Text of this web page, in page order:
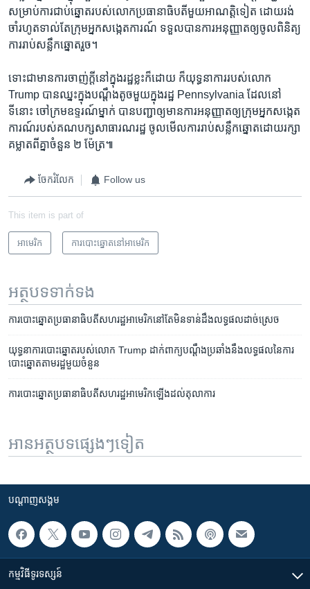
សម្រាប់​ការជាប់​ឆ្នោត​របស់​លោក​ប្រធានា​ធិបតី​មួយ​អាណត្តិ​ទៀត ដោយ​រង់
ចាំ​រហូត​ទាល់​តែ​ក្រុម​អ្នក​សង្កេតការណ៍ ទទួល​បាន​ការ​អនុញ្ញាត​ឲ្យ​ចូល​ពិនិត្យ​
ការរាប់​សន្លឹក​ឆ្នោត​រួច។
ទោះ​ជា​មាន​ការ​ចាញ់​ក្តី​នៅ​ក្នុង​រដ្ឋ​ខ្លះក៏ដោយ ក៏​យុទ្ធនាការ​របស់​លោក
Trump បាន​ឈ្នះ​ក្នុង​បណ្តឹង​តូច​មួយ​ក្នុង​រដ្ឋ Pennsylvania ដែល​នៅ
ទីនោះ ចៅក្រម​ឧទ្ទរណ៍​ម្នាក់ បាន​បញ្ជា​ឲ្យ​មាន​ការ​អនុញ្ញាត​ឲ្យក្រុម​អ្នកសង្កេត
ការណ៍​របស់​គណបក្ស​សាធារណរដ្ឋ ចូលមើល​ការ​រាប់​សន្លឹកឆ្នោត​ដោយ​រក្សា​
គម្លាត​ពី​គ្នា​ចំនួន​ ២ ម៉ែត្រ៕
ចែករំលែក Follow us
This item is part of
អាមេរិក​ ការបោះឆ្នោតនៅអាមេរិក
អត្ថបទ​ទាក់ទង
ការ​បោះឆ្នោត​ប្រធានាធិបតី​សហរដ្ឋ​អាមេរិក​នៅ​តែ​មិន​ទាន់​ដឹង​លទ្ធផល​ដាច់​ស្រេច
យុទ្ធនាការ​បោះឆ្នោត​របស់​លោក Trump ដាក់​ពាក្យ​បណ្ដឹង​ប្រឆាំងនឹង​លទ្ធផល​នៃ​ការ
បោះឆ្នោត​តាម​រដ្ឋ​មួយចំនួន
ការ​បោះឆ្នោត​ប្រធានាធិបតី​សហរដ្ឋ​អាមេរិក​ឡើង​ដល់​តុលាការ
អានអត្ថបទផ្សេងៗទៀត
បណ្តាញ​សង្គម
កម្មវិធី​ទូរទស្សន៍